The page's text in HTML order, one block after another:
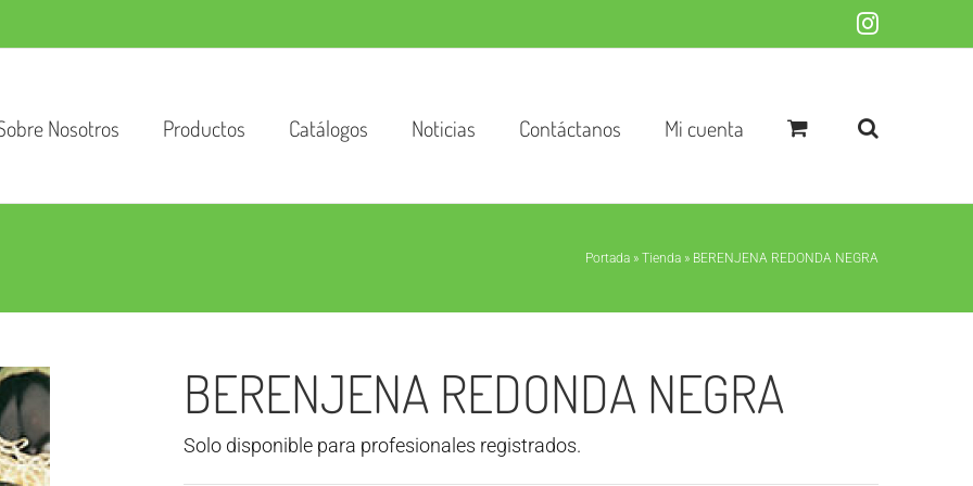
Instagram
Nosotros Productos Catálogos Noticias Contáctanos Mi cuenta
Portada » Tienda » BERENJENA REDONDA NEGRA
BERENJENA REDONDA NEGRA
Solo disponible para profesionales registrados.